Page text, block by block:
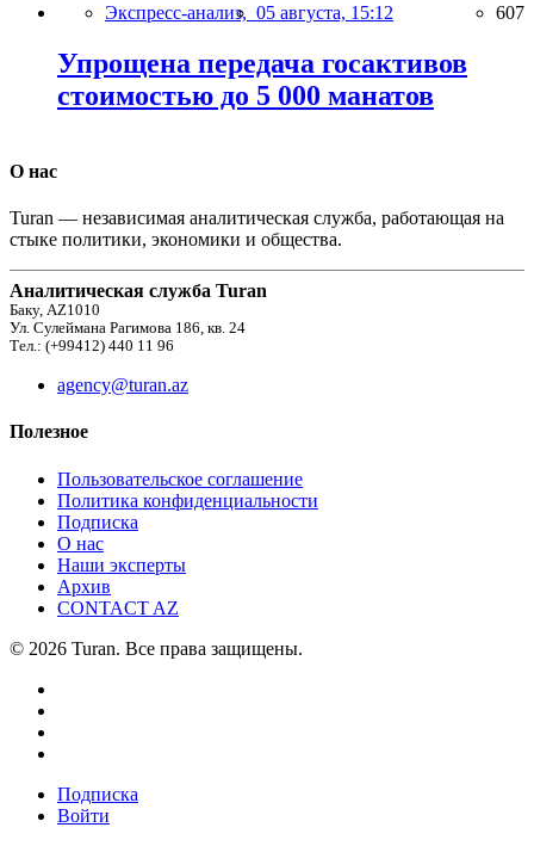
Экспресс-анализ, 05 августа, 15:12 607
Упрощена передача госактивов
стоимостью до 5 000 манатов
О нас
Turan — независимая аналитическая служба, работающая на
стыке политики, экономики и общества.
Аналитическая служба Turan
Баку, AZ1010
Ул. Сулеймана Рагимова 186, кв. 24
Тел.: (+99412) 440 11 96
agency@turan.az
Полезное
Пользовательское соглашение
Политика конфиденциальности
Подписка
О нас
Наши эксперты
Архив
CONTACT AZ
© 2026 Turan. Все права защищены.
Подписка
Войти